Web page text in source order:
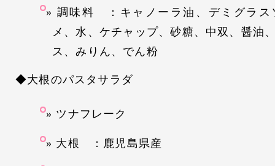
調味料 ：キャノーラ油、デミグラス
メ、水、ケチャップ、砂糖、中双、醤油
ス、みりん、でん粉
◆大根のパスタサラダ
ツナフレーク
大根 ：鹿児島県産